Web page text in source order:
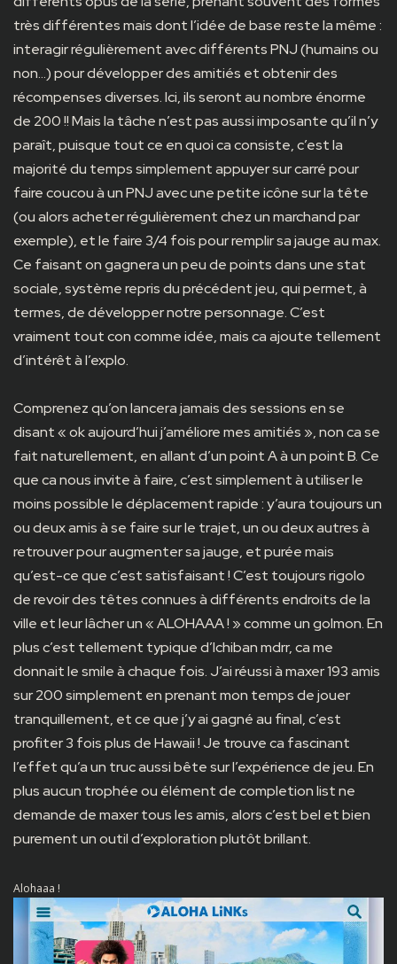
très différentes mais dont l’idée de base reste la même :
interagir régulièrement avec différents PNJ (humains ou
non…) pour développer des amitiés et obtenir des
récompenses diverses. Ici, ils seront au nombre énorme
de 200 !! Mais la tâche n’est pas aussi imposante qu’il n’y
paraît, puisque tout ce en quoi ca consiste, c’est la
majorité du temps simplement appuyer sur carré pour
faire coucou à un PNJ avec une petite icône sur la tête
(ou alors acheter régulièrement chez un marchand par
exemple), et le faire 3/4 fois pour remplir sa jauge au max.
Ce faisant on gagnera un peu de points dans une stat
sociale, système repris du précédent jeu, qui permet, à
termes, de développer notre personnage. C’est
vraiment tout con comme idée, mais ca ajoute tellement
d’intérêt à l’explo.
Comprenez qu’on lancera jamais des sessions en se
disant « ok aujourd’hui j’améliore mes amitiés », non ca se
fait naturellement, en allant d’un point A à un point B. Ce
que ca nous invite à faire, c’est simplement à utiliser le
moins possible le déplacement rapide : y’aura toujours un
ou deux amis à se faire sur le trajet, un ou deux autres à
retrouver pour augmenter sa jauge, et purée mais
qu’est-ce que c’est satisfaisant ! C’est toujours rigolo
de revoir des têtes connues à différents endroits de la
ville et leur lâcher un « ALOHAAA ! » comme un golmon. En
plus c’est tellement typique d’Ichiban mdrr, ca me
donnait le smile à chaque fois. J’ai réussi à maxer 193 amis
sur 200 simplement en prenant mon temps de jouer
tranquillement, et ce que j’y ai gagné au final, c’est
profiter 3 fois plus de Hawaii ! Je trouve ca fascinant
l’effet qu’a un truc aussi bête sur l’expérience de jeu. En
plus aucun trophée ou élément de completion list ne
demande de maxer tous les amis, alors c’est bel et bien
purement un outil d’exploration plutôt brillant.
Alohaaa !